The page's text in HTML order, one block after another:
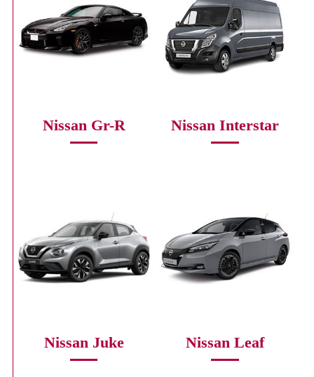
Nissan Gr-R Nissan Interstar
Nissan Juke Nissan Leaf